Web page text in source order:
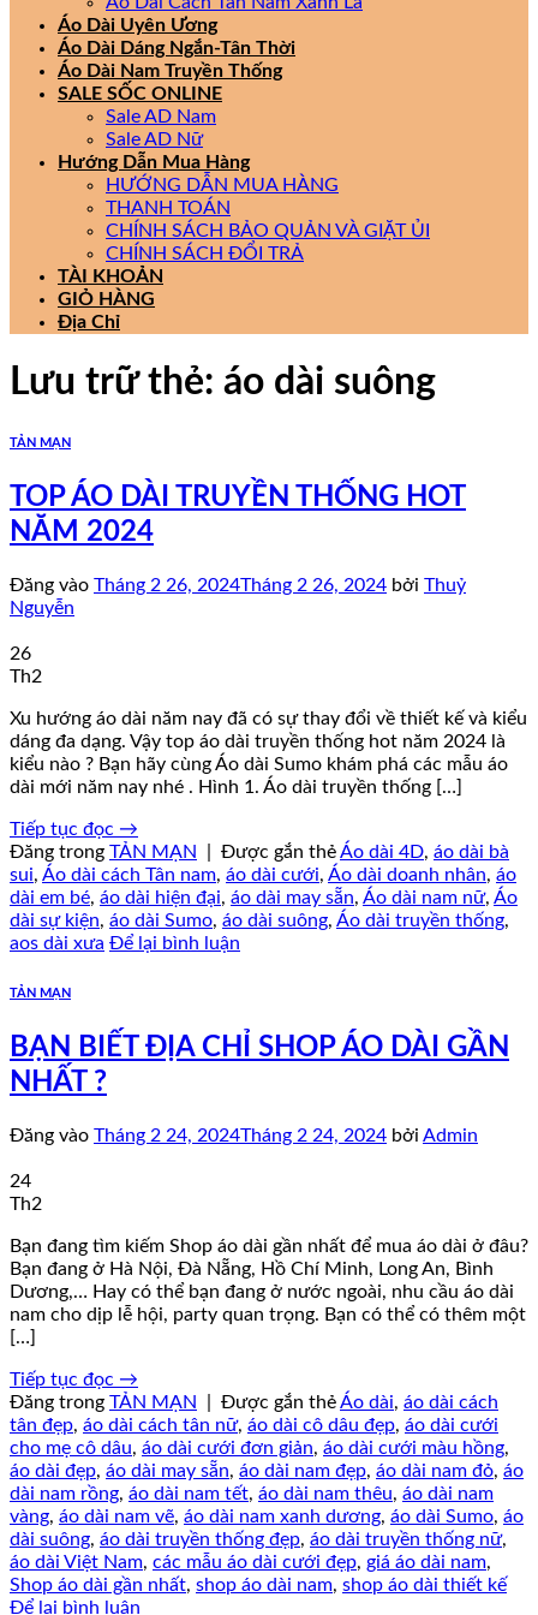
Áo Dài Uyên Ương
Áo Dài Dáng Ngắn-Tân Thời
Áo Dài Nam Truyền Thống
SALE SỐC ONLINE
Sale AD Nam
Sale AD Nữ
Hướng Dẫn Mua Hàng
HƯỚNG DẪN MUA HÀNG
THANH TOÁN
CHÍNH SÁCH BẢO QUẢN VÀ GIẶT ỦI
CHÍNH SÁCH ĐỔI TRẢ
TÀI KHOẢN
GIỎ HÀNG
Địa Chỉ
Lưu trữ thẻ: áo dài suông
TẢN MẠN
TOP ÁO DÀI TRUYỀN THỐNG HOT
NĂM 2024
Đăng vào Tháng 2 26, 2024Tháng 2 26, 2024 bởi Thuỷ
Nguyễn
26
Th2
Xu hướng áo dài năm nay đã có sự thay đổi về thiết kế và kiểu
dáng đa dạng. Vậy top áo dài truyền thống hot năm 2024 là
kiểu nào ? Bạn hãy cùng Áo dài Sumo khám phá các mẫu áo
dài mới năm nay nhé . Hình 1. Áo dài truyền thống […]
Tiếp tục đọc →
Đăng trong TẢN MẠN Được gắn thẻÁo dài 4D, áo dài bà
sui, Áo dài cách Tân nam, áo dài cưới, Áo dài doanh nhân, áo
dài em bé, áo dài hiện đại, áo dài may sẵn, Áo dài nam nữ, Áo
dài sự kiện, áo dài Sumo, áo dài suông, Áo dài truyền thống,
aos dài xưa Để lại bình luận
TẢN MẠN
BẠN BIẾT ĐỊA CHỈ SHOP ÁO DÀI GẦN
NHẤT ?
Đăng vào Tháng 2 24, 2024Tháng 2 24, 2024 bởi Admin
24
Th2
Bạn đang tìm kiếm Shop áo dài gần nhất để mua áo dài ở đâu?
Bạn đang ở Hà Nội, Đà Nẵng, Hồ Chí Minh, Long An, Bình
Dương,… Hay có thể bạn đang ở nước ngoài, nhu cầu áo dài
nam cho dịp lễ hội, party quan trọng. Bạn có thể có thêm một
[…]
Tiếp tục đọc →
Đăng trong TẢN MẠN Được gắn thẻÁo dài, áo dài cách
tân đẹp, áo dài cách tân nữ, áo dài cô dâu đẹp, áo dài cưới
cho mẹ cô dâu, áo dài cưới đơn giản, áo dài cưới màu hồng,
áo dài đẹp, áo dài may sẵn, áo dài nam đẹp, áo dài nam đỏ, áo
dài nam rồng, áo dài nam tết, áo dài nam thêu, áo dài nam
vàng, áo dài nam vẽ, áo dài nam xanh dương, áo dài Sumo, áo
dài suông, áo dài truyền thống đẹp, áo dài truyền thống nữ,
áo dài Việt Nam, các mẫu áo dài cưới đẹp, giá áo dài nam,
Shop áo dài gần nhất, shop áo dài nam, shop áo dài thiết kế
Để lại bình luận